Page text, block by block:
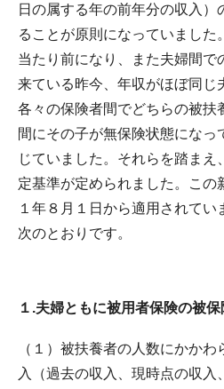
日の属する年の前年分の収入）
ることが原則になっていました
当たり前になり、また夫婦間で
来ている昨今、年収がほぼ同じ
各々の保険者間でどちらの被扶
間にその子が無保険状態になっ
じていました。それらを踏ま
定基準が定められました。この
１年８月１日から適用されてい
次のとおりです。
１.夫婦ともに被用者保険の被
（１）被扶養者の人数にかか
入（過去の収入、現時点の収入